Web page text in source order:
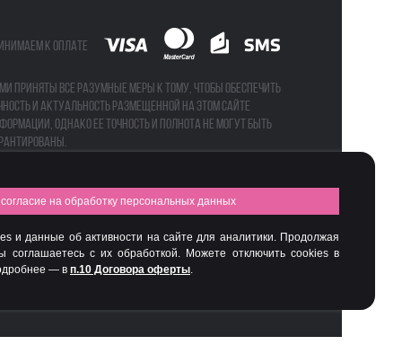
к оплате
приняты все разумные меры к тому, чтобы обеспечить
и актуальность размещенной на этом сайте
однако ее точность и полнота не могут быть
Бьюти-боксы
на обработку персональных данных
и данные об активности на сайте для аналитики. Продолжая
соглашаетесь с их обработкой. Можете отключить cookies в
— в п.10 Договора оферты.